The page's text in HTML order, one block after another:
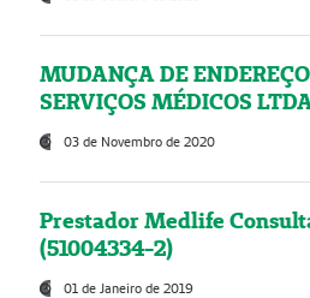
MUDANÇA DE
SERVIÇOS MÉDICOS
03 de Novembro de 2020
Prestador Medlife
(51004334-2)
01 de Janeiro de 2019